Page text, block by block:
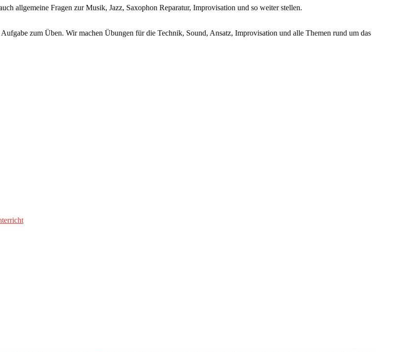
allgemeine Fragen zur Musik, Jazz, Saxophon Reparatur, Improvisation und so weiter stellen.
zum Üben. Wir machen Übungen für die Technik, Sound, Ansatz, Improvisation und alle Themen rund um das